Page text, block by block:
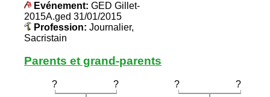
Evénement: GED Gillet-
2015A.ged 31/01/2015
Profession: Journalier,
Sacristain
Parents et grand-parents
? ? ?
?